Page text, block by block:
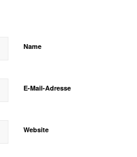
Name
E-Mail-Adresse
Website